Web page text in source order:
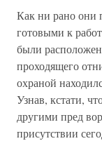
Как ни рано они
готовыми к
были
проходящего
охраной
Узнав, кстати,
другими пред
присутствии